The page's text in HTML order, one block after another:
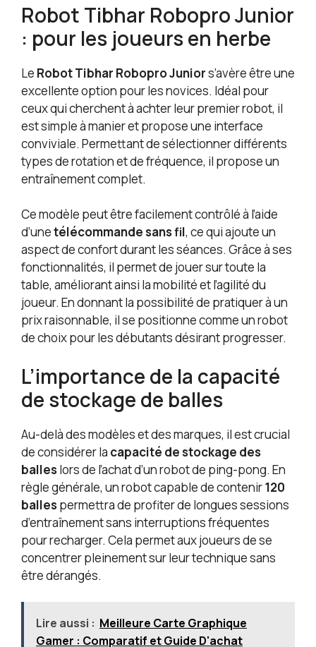
Robot Tibhar Robopro Junior
: pour les joueurs en herbe
Le Robot Tibhar Robopro Juniors’avère être une
excellente option pour les novices. Idéal pour
ceux qui cherchent à achter leur premier robot, il
est simple à manier et propose une interface
conviviale. Permettant de sélectionner différents
types de rotation et de fréquence, il propose un
entraînement complet.
Ce modèle peut être facilement contrôlé à l’aide
d’unetélécommande sans fil, ce qui ajoute un
aspect de confort durant les séances. Grâce à ses
fonctionnalités, il permet de jouer sur toute la
table, améliorant ainsi la mobilité et l’agilité du
joueur. En donnant la possibilité de pratiquer à un
prix raisonnable, il se positionne comme un robot
de choix pour les débutants désirant progresser.
L’importance de la capacité
de stockage de balles
Au-delà des modèles et des marques, il est crucial
de considérer la capacité de stockage des
balles lors de l’achat d’un robot de ping-pong. En
règle générale, un robot capable de contenir120
balles permettra de profiter de longues sessions
d’entraînement sans interruptions fréquentes
pour recharger. Cela permet aux joueurs de se
concentrer pleinement sur leur technique sans
être dérangés.
Lire aussi : Meilleure Carte Graphique
Gamer : Comparatif et Guide D'achat